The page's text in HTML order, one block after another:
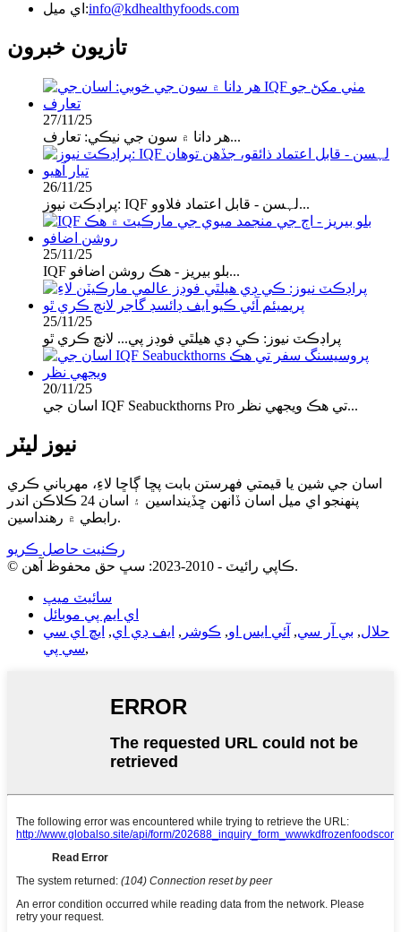
اي ميل:info@kdhealthyfoods.com
تازيون خبرون
27/11/25
هر دانا ۾ سون جي نيڪي: تعارف...
26/11/25
پراڊڪٽ نيوز: IQF لہسن - قابل اعتماد فلاوو...
25/11/25
IQF بلو بيريز - هڪ روشن اضافو...
25/11/25
پراڊڪٽ نيوز: ڪي ڊي هيلٿي فوڊز پي... لانچ ڪري ٿو
20/11/25
اسان جي IQF Seabuckthorns Pro تي هڪ ويجهي نظر...
نيوز ليٽر
اسان جي شين يا قيمتي فهرستن بابت پڇا ڳاڇا لاءِ، مهرباني ڪري
پنهنجو اي ميل اسان ڏانهن ڇڏينداسين ۽ اسان 24 ڪلاڪن اندر
رابطي ۾ رهنداسين.
رڪنيت حاصل ڪريو
© ڪاپي رائيٽ - 2010-2023: سڀ حق محفوظ آهن.
سائيٽ ميپ
اي ايم پي موبائل
حلال, بي آر سي, آئي ايس او, ڪوشر , ايف ڊي اي, ايڇ اي سي
سي پي,